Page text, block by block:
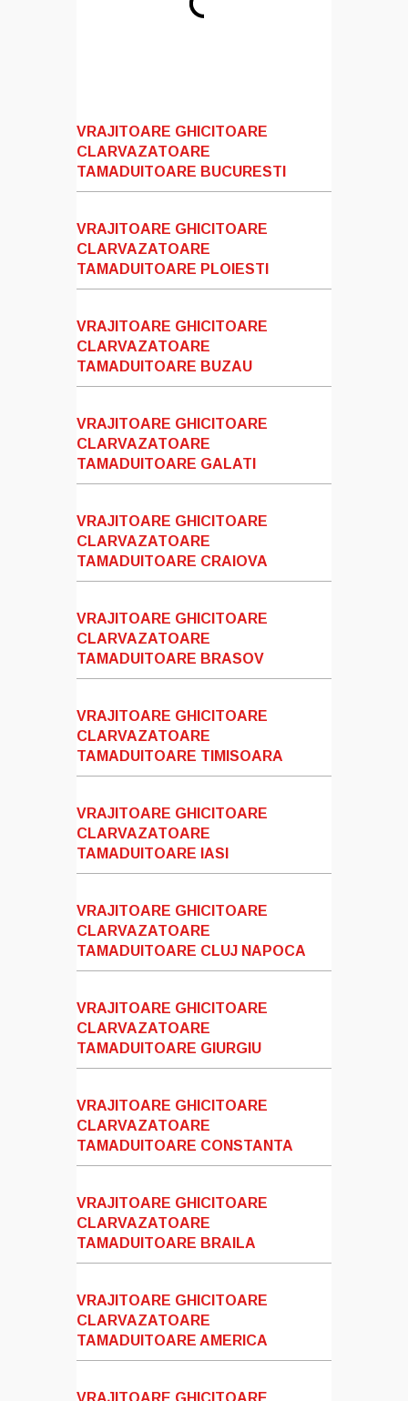
VRAJITOARE GHICITOARE
CLARVAZATOARE
TAMADUITOARE BUCURESTI
VRAJITOARE GHICITOARE
CLARVAZATOARE
TAMADUITOARE PLOIESTI
VRAJITOARE GHICITOARE
CLARVAZATOARE
TAMADUITOARE BUZAU
VRAJITOARE GHICITOARE
CLARVAZATOARE
TAMADUITOARE GALATI
VRAJITOARE GHICITOARE
CLARVAZATOARE
TAMADUITOARE CRAIOVA
VRAJITOARE GHICITOARE
CLARVAZATOARE
TAMADUITOARE BRASOV
VRAJITOARE GHICITOARE
CLARVAZATOARE
TAMADUITOARE TIMISOARA
VRAJITOARE GHICITOARE
CLARVAZATOARE
TAMADUITOARE IASI
VRAJITOARE GHICITOARE
CLARVAZATOARE
TAMADUITOARE CLUJ NAPOCA
VRAJITOARE GHICITOARE
CLARVAZATOARE
TAMADUITOARE GIURGIU
VRAJITOARE GHICITOARE
CLARVAZATOARE
TAMADUITOARE CONSTANTA
VRAJITOARE GHICITOARE
CLARVAZATOARE
TAMADUITOARE BRAILA
VRAJITOARE GHICITOARE
CLARVAZATOARE
TAMADUITOARE AMERICA
VRAJITOARE GHICITOARE